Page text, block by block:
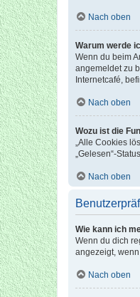
Nach oben
Warum werde
Wenn du beim
angemeldet zu
Internetcafé,
Nach oben
Wozu ist die
„Alle Cookies
„Gelesen“-
Nach oben
Wie kann ich
Wenn du dich
angezeigt,
Nach oben